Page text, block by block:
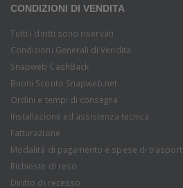
CONDIZIONI DI VENDITA
Tutti i diritti sono riservati
Condizioni Generali di Vendita
Snapweb CashBack
Buoni Sconto Snapweb.net
Ordini e tempi di consegna
Installazione ed assistenza tecnica
Fatturazione
Modalità di pagamento e spese di
Richieste di reso
Diritto di recesso